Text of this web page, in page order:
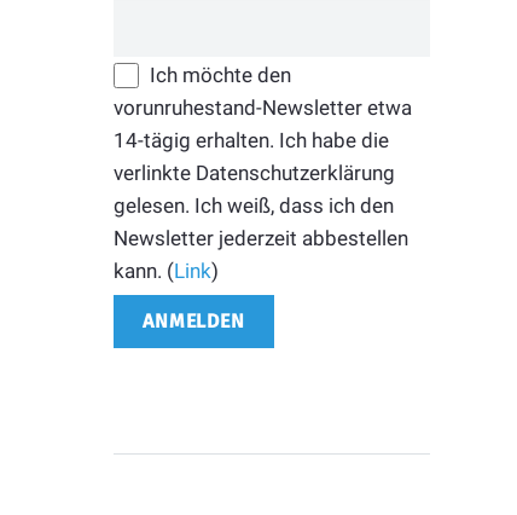
Ich möchte den
vorunruhestand-Newsletter etwa
14-tägig erhalten. Ich habe die
verlinkte Datenschutzerklärung
gelesen. Ich weiß, dass ich den
Newsletter jederzeit abbestellen
kann. (Link)